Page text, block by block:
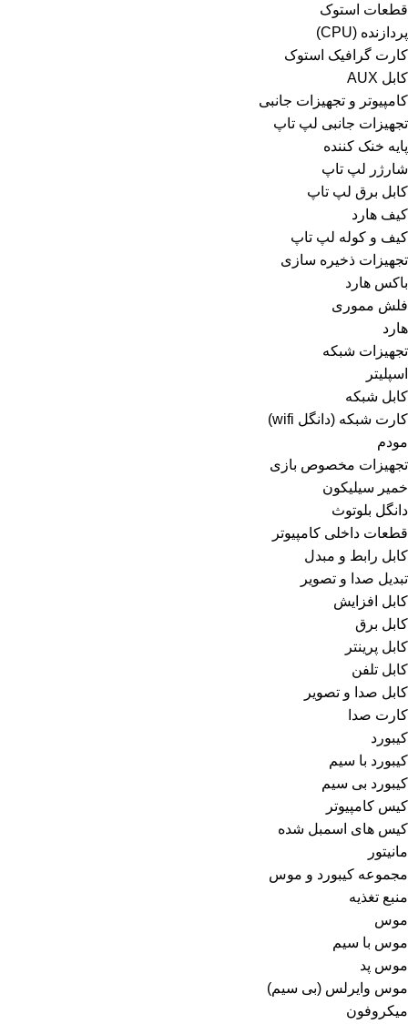
قطعات استوک
پردازنده (CPU)
کارت گرافیک استوک
کابل AUX
کامپیوتر و تجهیزات جانبی
تجهیزات جانبی لپ تاپ
پایه خنک کننده
شارژر لپ تاپ
کابل برق لپ تاپ
کیف هارد
کیف و کوله لپ تاپ
تجهیزات ذخیره سازی
باکس هارد
فلش مموری
هارد
تجهیزات شبکه
اسپلیتر
کابل شبکه
کارت شبکه (دانگل wifi)
مودم
تجهیزات مخصوص بازی
خمیر سیلیکون
دانگل بلوتوث
قطعات داخلی کامپیوتر
کابل رابط و مبدل
تبدیل صدا و تصویر
کابل افزایش
کابل برق
کابل پرینتر
کابل تلفن
کابل صدا و تصویر
کارت صدا
کیبورد
کیبورد با سیم
کیبورد بی سیم
کیس کامپیوتر
کیس های اسمبل شده
مانیتور
مجموعه کیبورد و موس
منبع تغذیه
موس
موس با سیم
موس پد
موس وایرلس (بی سیم)
میکروفون